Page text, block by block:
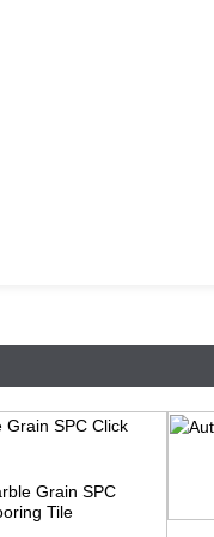
Grain SPC
Tile